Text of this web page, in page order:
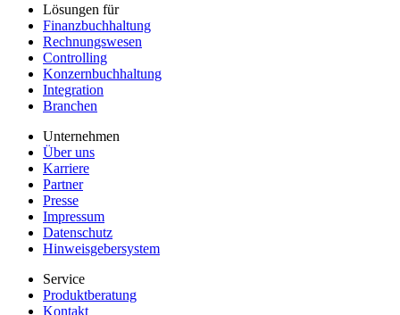
Lösungen für
Finanzbuchhaltung
Rechnungswesen
Controlling
Konzernbuchhaltung
Integration
Branchen
Unternehmen
Über uns
Karriere
Partner
Presse
Impressum
Datenschutz
Hinweisgebersystem
Service
Produktberatung
Kontakt